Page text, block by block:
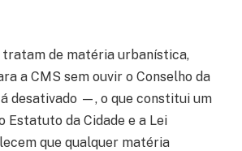
tratam de matéria urbanística,
a CMS sem ouvir o Conselho da
desativado —, o que constitui um
Estatuto da Cidade e a Lei
que qualquer matéria